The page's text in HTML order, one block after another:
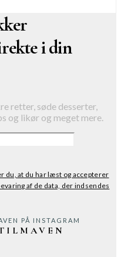
i din
retter, søde desserter,
og likør og meget mere.
du, at du har læst og accepterer
af de data, der indsendes
PÅ INSTAGRAM